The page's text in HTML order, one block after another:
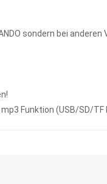
sondern bei
Funktion (USB/SD/